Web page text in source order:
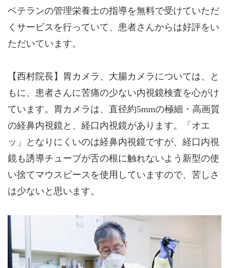
ベテランの管理栄養士の指導を無料で受けていただ
くサービスを行っていて、患者さんからは好評をい
ただいています。
【西村院長】胃カメラ、大腸カメラについては、と
もに、患者さんに苦痛の少ない内視鏡検査を心がけ
ています。胃カメラは、直径約5mmの極細・高画質
の経鼻内視鏡と、経口内視鏡があります。「オエ
ッ」となりにくいのは経鼻内視鏡ですが、経口内視
鏡も誘導チューブが舌の根に触れないよう新型の使
い捨てマウスピースを使用していますので、苦しさ
は少ないと思います。